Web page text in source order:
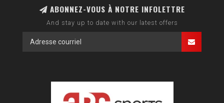
ABONNEZ-VOUS À NOTRE INFOLETTRE
And stay up to date with our latest offers